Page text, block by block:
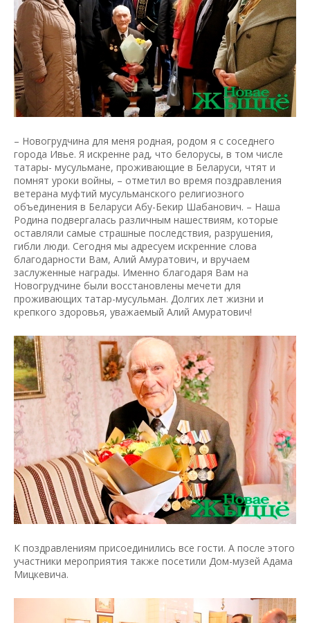
– Новогрудчина для меня родная, родом я с соседнего
города Ивье. Я искренне рад, что белорусы, в том числе
татары- мусульмане, проживающие в Беларуси, чтят и
помнят уроки войны, – отметил во время поздравления
ветерана муфтий мусульманского религиозного
объединения в Беларуси Абу-Бекир Шабанович. – Наша
Родина подвергалась различным нашествиям, которые
оставляли самые страшные последствия, разрушения,
гибли люди. Сегодня мы адресуем искренние слова
благодарности Вам, Алий Амуратович, и вручаем
заслуженные награды. Именно благодаря Вам на
Новогрудчине были восстановлены мечети для
проживающих татар-мусульман. Долгих лет жизни и
крепкого здоровья, уважаемый Алий Амуратович!
К поздравлениям присоединились все гости. А после этого
участники мероприятия также посетили Дом-музей Адама
Мицкевича.